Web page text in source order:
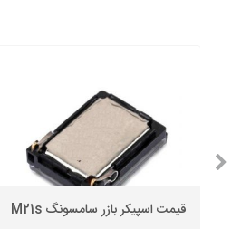
قیمت اسپیکر بازر سامسونگ M21s